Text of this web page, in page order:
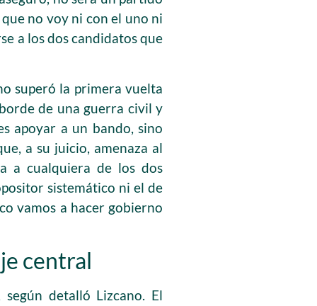
no voy ni con el uno ni
a los dos candidatos que
superó la primera vuelta
de una guerra civil y
apoyar a un bando, sino
a su juicio, amenaza al
a cualquiera de los dos
sistemático ni el de
vamos a hacer gobierno
central
detalló Lizcano. El